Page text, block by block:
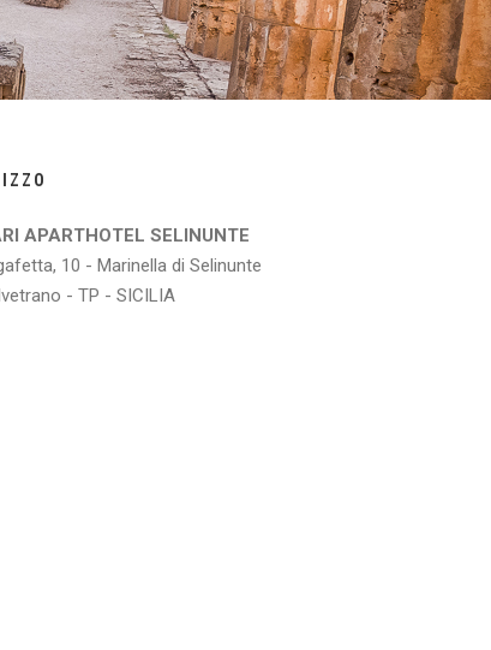
APARTHOTEL SELINUNTE
10 - Marinella di Selinunte
- TP - SICILIA